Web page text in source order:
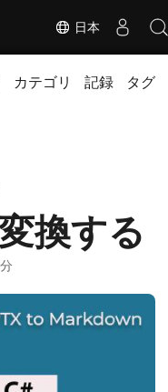
日本
カテゴリ 記録 タグ
換する